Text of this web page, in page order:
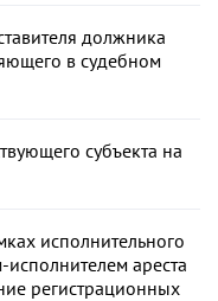
должника
в судебном
субъекта на
исполнительного
ареста
регистрационных